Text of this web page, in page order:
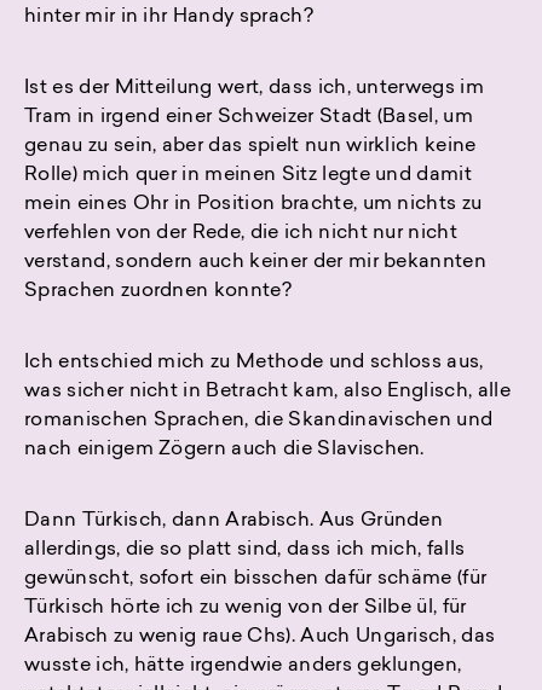
hinter mir in ihr Handy sprach?
Ist es der Mitteilung wert, dass ich, unterwegs im
Tram in irgend einer Schweizer Stadt (Basel, um
genau zu sein, aber das spielt nun wirklich keine
Rolle) mich quer in meinen Sitz legte und damit
mein eines Ohr in Position brachte, um nichts zu
verfehlen von der Rede, die ich nicht nur nicht
verstand, sondern auch keiner der mir bekannten
Sprachen zuordnen konnte?
Ich entschied mich zu Methode und schloss aus,
was sicher nicht in Betracht kam, also Englisch, alle
romanischen Sprachen, die Skandinavischen und
nach einigem Zögern auch die Slavischen.
Dann Türkisch, dann Arabisch. Aus Gründen
allerdings, die so platt sind, dass ich mich, falls
gewünscht, sofort ein bisschen dafür schäme (für
Türkisch hörte ich zu wenig von der Silbe ül, für
Arabisch zu wenig raue Chs). Auch Ungarisch, das
wusste ich, hätte irgendwie anders geklungen,